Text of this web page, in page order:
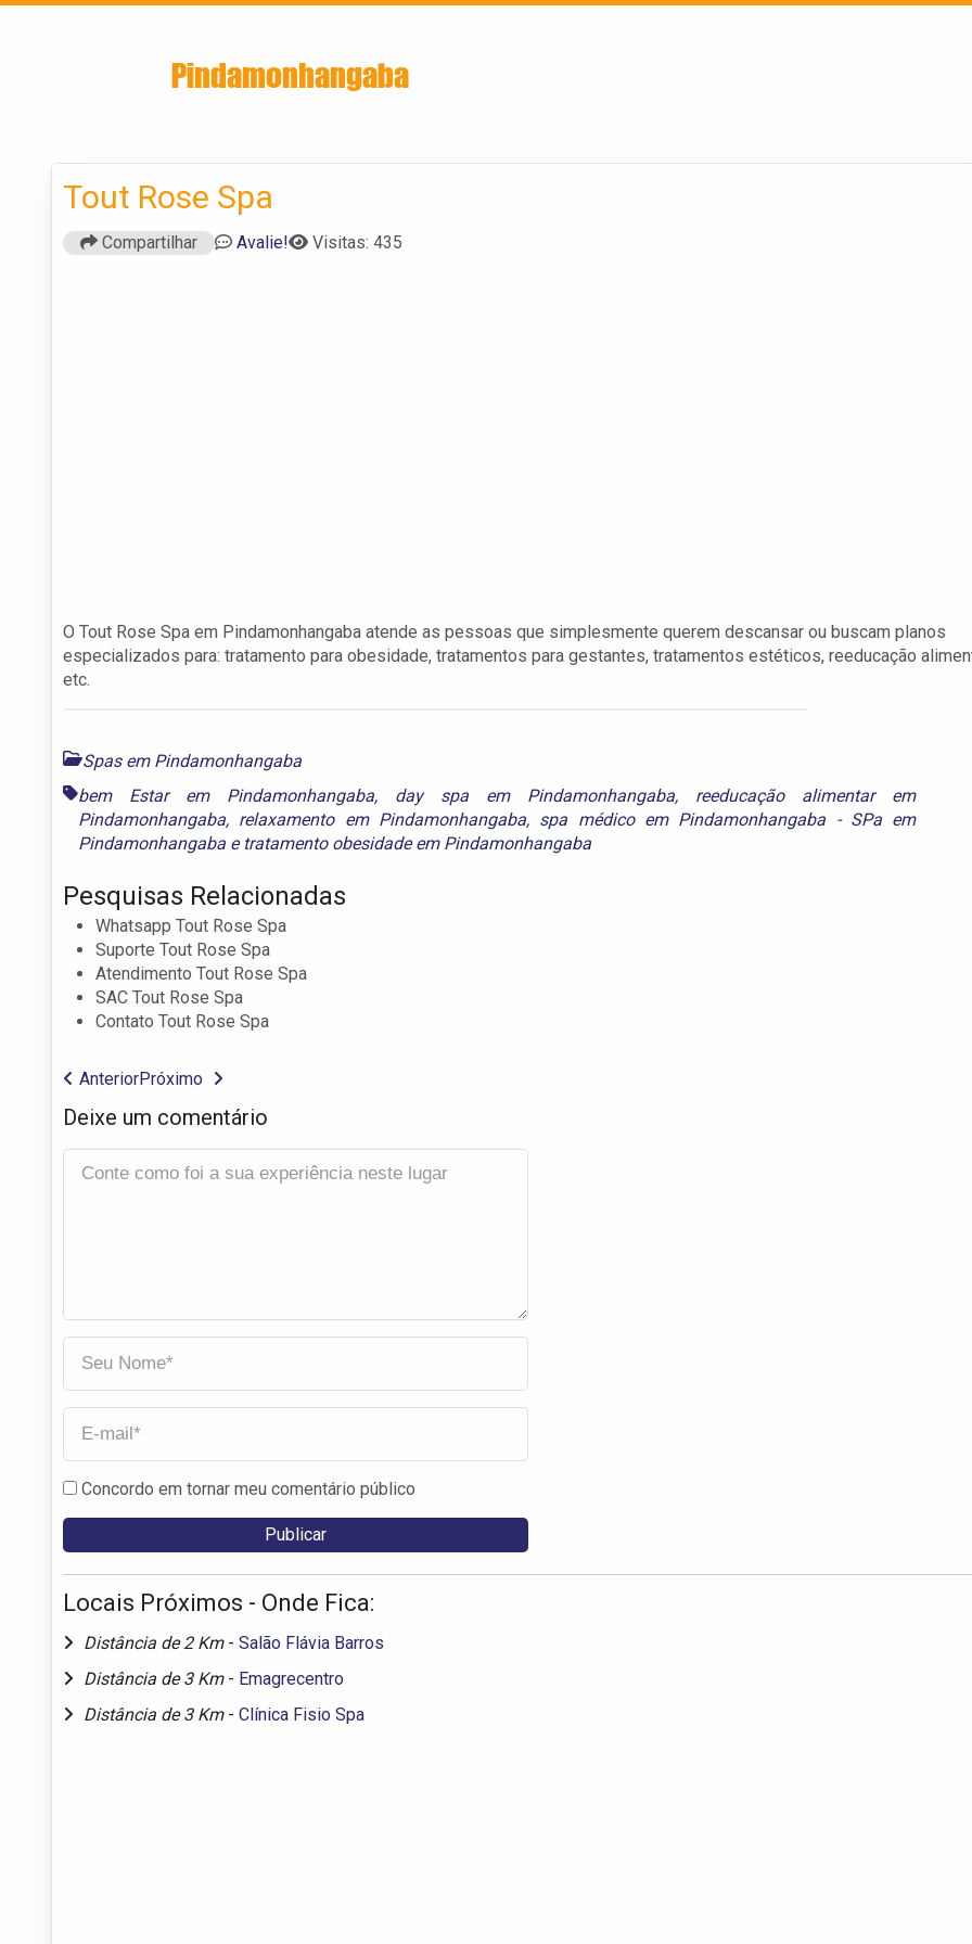
Pindamonhangaba
Tout Rose Spa
Compartilhar Avalie! Visitas: 435
O Tout Rose Spa em Pindamonhangaba atende as pessoas que simplesmente querem descansar ou buscam planos
especializados para: tratamento para obesidade, tratamentos para gestantes, tratamentos estéticos, reeducação
etc.
Spas em Pindamonhangaba
bem Estar em Pindamonhangaba, day spa em Pindamonhangaba, reeducação alimentar em
Pindamonhangaba, relaxamento em Pindamonhangaba, spa médico em Pindamonhangaba - SPa em
Pindamonhangaba e tratamento obesidade em Pindamonhangaba
Pesquisas Relacionadas
Whatsapp Tout Rose Spa
Suporte Tout Rose Spa
Atendimento Tout Rose Spa
SAC Tout Rose Spa
Contato Tout Rose Spa
AnteriorPróximo
Deixe um comentário
Concordo em tornar meu comentário público
Locais Próximos - Onde Fica:
Distância de 2 Km - Salão Flávia Barros
Distância de 3 Km - Emagrecentro
Distância de 3 Km - Clínica Fisio Spa